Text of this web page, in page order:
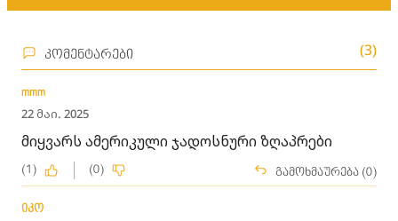
კომენტარები (3)
mmm
22 მაი. 2025
მიყვარს ამერიკული ჯადოსნური ზღაპრები
(1) (0) გამოხმაურება (0)
იკო